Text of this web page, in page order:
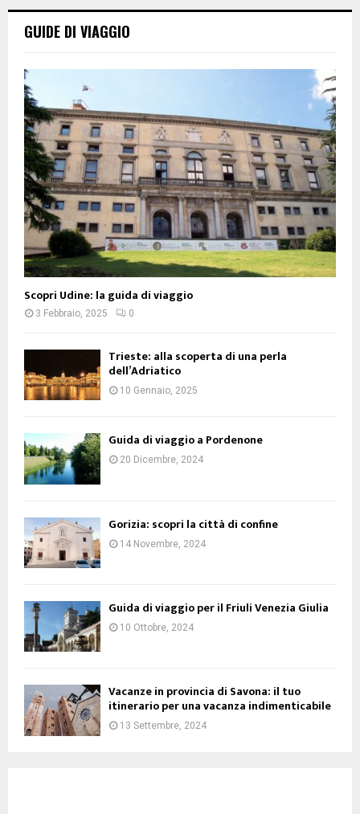
GUIDE DI VIAGGIO
Scopri Udine: la guida di viaggio
3 Febbraio, 2025 0
Trieste: alla scoperta di una perla
dell’Adriatico
10 Gennaio, 2025
Guida di viaggio a Pordenone
20 Dicembre, 2024
Gorizia: scopri la città di confine
14 Novembre, 2024
Guida di viaggio per il Friuli Venezia Giulia
10 Ottobre, 2024
Vacanze in provincia di Savona: il tuo
itinerario per una vacanza indimenticabile
13 Settembre, 2024